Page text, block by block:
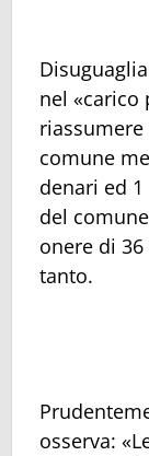
nel «carico
comune
denari ed
del
onere di
tanto.
osserva: